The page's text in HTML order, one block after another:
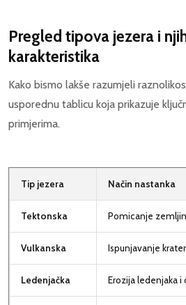
Pregled tipova jezera i
karakteristika
Kako bismo lakše razumjeli
usporednu tablicu koja prikazuje
primjerima.
Tip jezera Način nastanka
Tektonska Pomicanje
Vulkanska Ispunjavanje
Ledenjačka Erozija ledenjaka i